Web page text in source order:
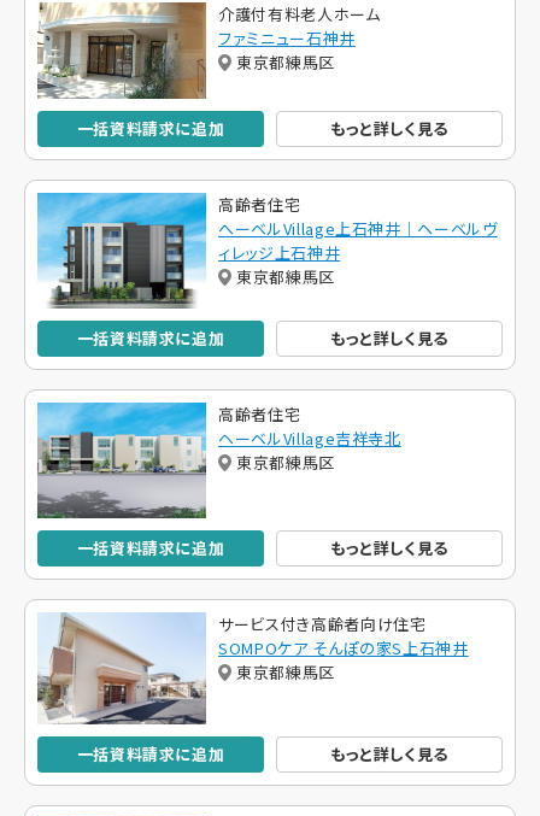
介護付有料老人ホーム
ファミニュー石神井
東京都練馬区
一括資料請求に追加 もっと詳しく見る
高齢者住宅
へーベルVillage上石神井｜ヘーベルヴ
ィレッジ上石神井
東京都練馬区
一括資料請求に追加 もっと詳しく見る
高齢者住宅
ヘーベルVillage吉祥寺北
東京都練馬区
一括資料請求に追加 もっと詳しく見る
サービス付き高齢者向け住宅
SOMPOケア そんぽの家S上石神井
東京都練馬区
一括資料請求に追加 もっと詳しく見る